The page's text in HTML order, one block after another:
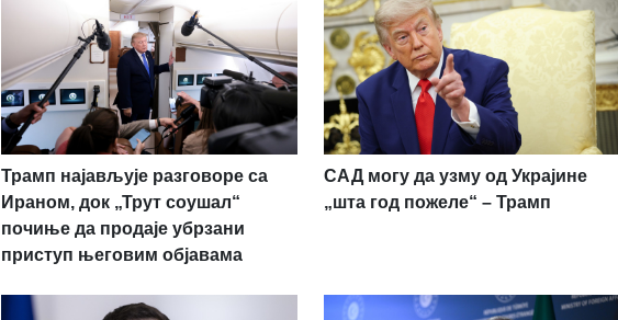
Трамп најављује разговоре са
Ираном, док „Трут соушал“
почиње да продаје убрзани
приступ његовим објавама
САД могу да узму од Украјине
„шта год пожеле“ – Трамп